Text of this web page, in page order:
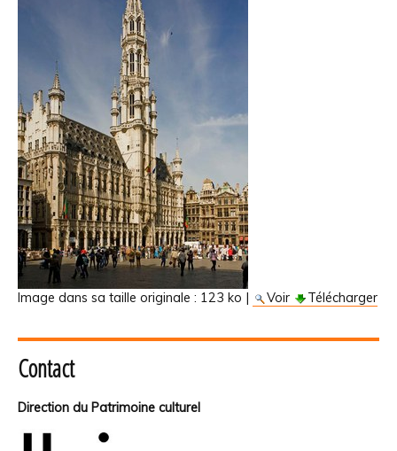
Image dans sa taille originale : 123 ko | Voir Télécharger
Contact
Direction du Patrimoine culturel